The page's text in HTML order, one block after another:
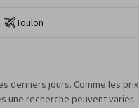
Toulon
derniers jours. Comme les prix
une recherche peuvent varier.